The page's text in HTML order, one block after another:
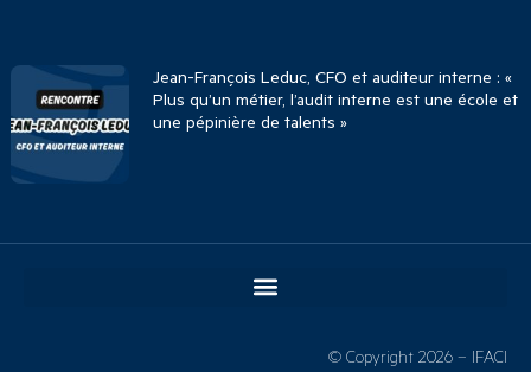
Jean-François Leduc, CFO et auditeur interne : «
Plus qu’un métier, l’audit interne est une école et
une pépinière de talents »
© Copyright 2026 – IFACI